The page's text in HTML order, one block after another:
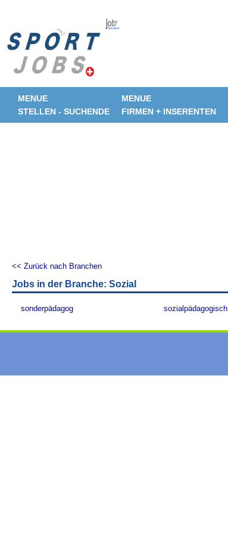
MENUE
STELLEN - SUCHENDE
MENUE
FIRMEN + INSERENTEN
<< Zurück nach Branchen
Jobs in der Branche: Sozial
sonderpädagog sozialpädagogisch